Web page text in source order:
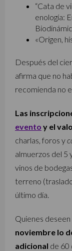
“Cata de
enología:
«Origen,
Después del
afirma que no
recomienda no
Las
evento y el
charlas, foros y
almuerzos del 5
vinos de
terreno
último día.
Quienes
noviembre lo
adicional de 60